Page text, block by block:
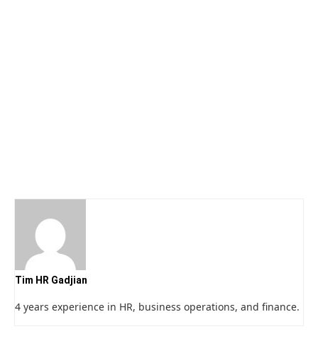
Tim HR Gadjian
4 years experience in HR, business operations, and finance.